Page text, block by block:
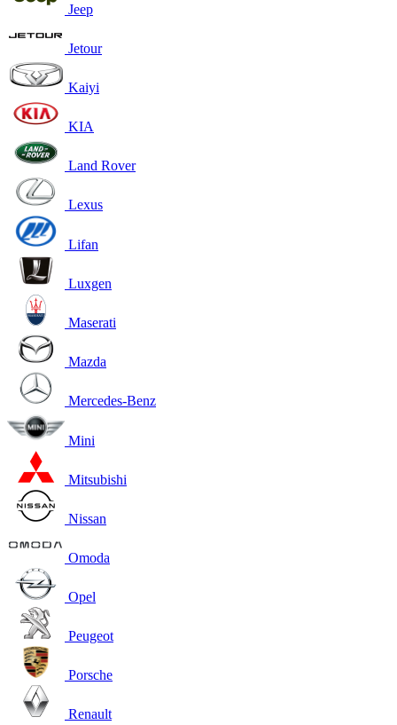
Jeep
Jetour
Kaiyi
KIA
Land Rover
Lexus
Lifan
Luxgen
Maserati
Mazda
Mercedes-Benz
Mini
Mitsubishi
Nissan
Omoda
Opel
Peugeot
Porsche
Renault